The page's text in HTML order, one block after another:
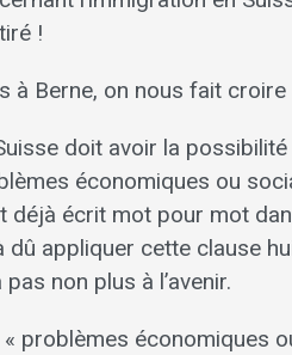
!
à Berne, on nous fait
doit avoir la
économiques ou
déjà écrit mot pour mot
dû appliquer cette clause
non plus à l’avenir.
« problèmes économiques